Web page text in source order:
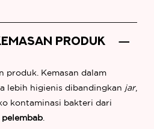
PRODUK
produk. Kemasan dalam
lebih higienis dibandingkan jar,
kontaminasi bakteri dari
pelembab